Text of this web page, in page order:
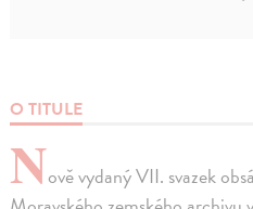
O TITULE
Nově vydaný VII. svazek